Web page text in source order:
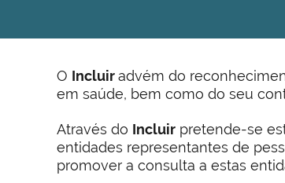
O Incluiradvém do
em saúde, bem como do seu
Através do Incluir pretende-se
entidades representantes de
promover a consulta a estas